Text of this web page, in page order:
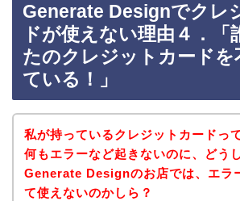
Generate Designでクレ
ドが使えない理由４．「
たのクレジットカードを
ている！」
私が持っているクレジットカードっ
何もエラーなど起きないのに、どう
Generate Designのお店では、エラ
て使えないのかしら？